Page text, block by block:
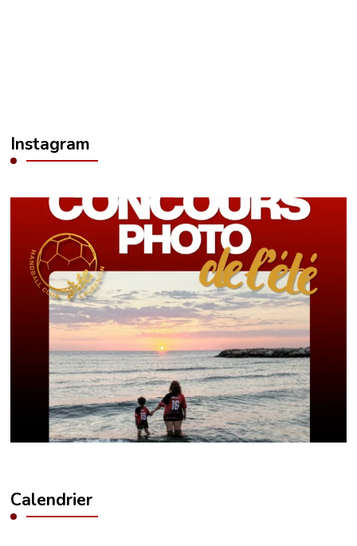
Instagram
Calendrier